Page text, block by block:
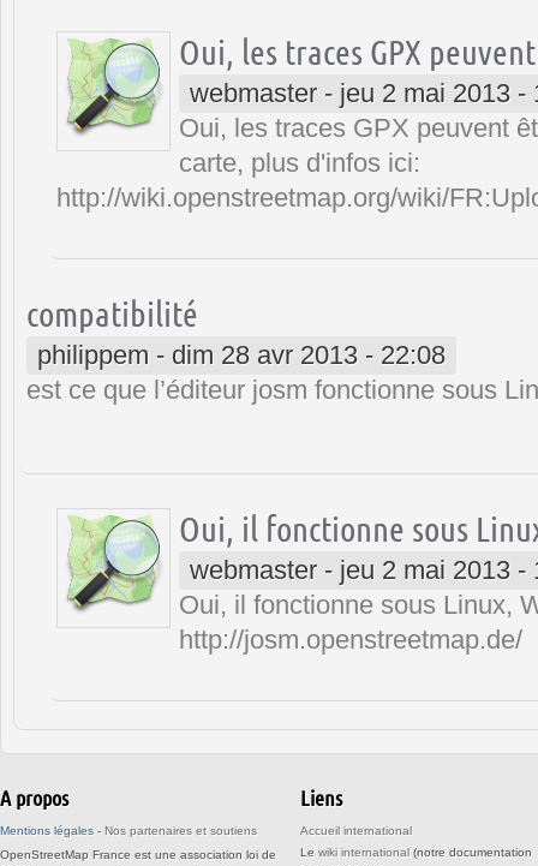
Oui, les traces GPX peuvent
webmaster- jeu 2 mai 2013 -
Oui, les traces GPX peuvent
carte, plus d'infos ici:
http://wiki.openstreetmap.org/wiki/
compatibilité
philippem - dim 28 avr 2013 - 22:08
est ce que l’éditeur josm fonctionne sous
Oui, il fonctionne sous
webmaster- jeu 2 mai 2013 -
Oui, il fonctionne sous Linux,
http://josm.openstreetmap.de/
A propos
Mentions légales - Nos partenaires et soutiens
OpenStreetMap France est une association loi de
Liens
Accueil international
Le wiki international (notre documentation